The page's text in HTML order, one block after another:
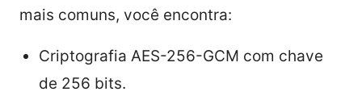
mais comuns, você encontra:
Criptografia AES-256-GCM com chave
de 256 bits.